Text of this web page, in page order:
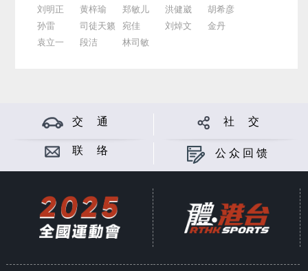
刘明正
黄梓瑜 郑敏儿 洪健崴
胡希彦
孙雷
司徒天籁 宛佳 刘焯文
金丹
袁立一
段洁 林司敏
交 通 社 交
联 络 公众回馈